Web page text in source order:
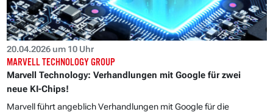
20.04.2026 um 10 Uhr
MARVELL TECHNOLOGY GROUP
Marvell Technology: Verhandlungen mit Google für zwei
neue KI-Chips!
Marvell führt angeblich Verhandlungen mit Google für die